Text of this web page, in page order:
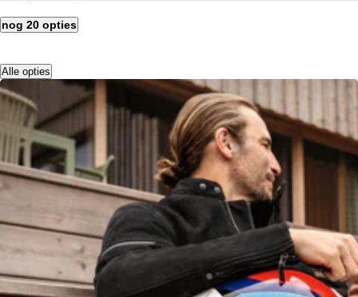
nog 20 opties
Alle opties